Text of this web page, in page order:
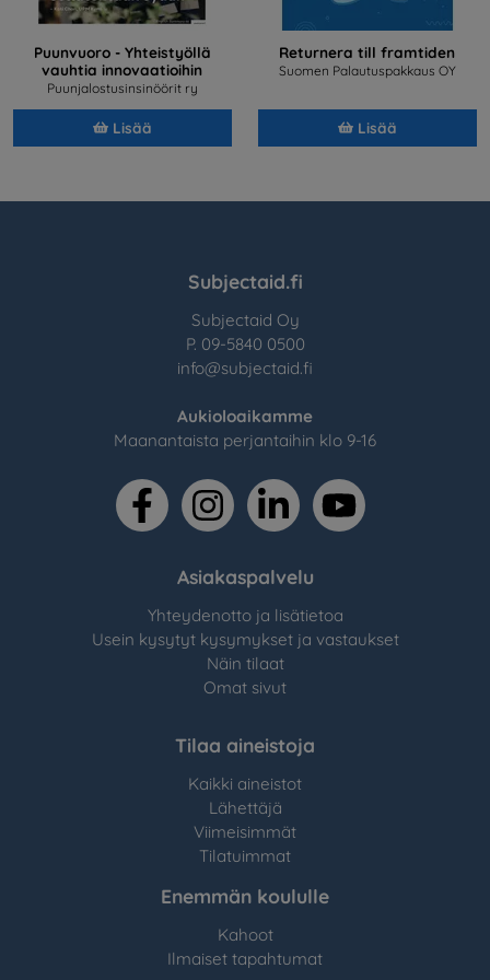
Puunvuoro - Yhteistyöllä
vauhtia innovaatioihin
Puunjalostusinsinöörit ry
Lisää
Returnera till framtiden
Suomen Palautuspakkaus OY
Lisää
Subjectaid.fi
Subjectaid Oy
P. 09-5840 0500
info@subjectaid.fi
Aukioloaikamme
Maanantaista perjantaihin klo 9-16
facebookinstagramlinkedin youtube
Asiakaspalvelu
Yhteydenotto ja lisätietoa
Usein kysytyt kysymykset ja vastaukset
Näin tilaat
Omat sivut
Tilaa aineistoja
Kaikki aineistot
Lähettäjä
Viimeisimmät
Tilatuimmat
Enemmän koululle
Kahoot
Ilmaiset tapahtumat